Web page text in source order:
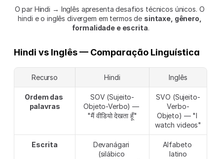
O par Hindi → Inglês apresenta desafios técnicos únicos. O
hindi e o inglês divergem em termos de sintaxe, gênero,
formalidade e escrita.
Hindi vs Inglês — Comparação Linguística
Recurso Hindi Inglês
Ordem das
palavras
SOV (Sujeito-
Objeto-Verbo) —
"मैं वीडियो देखता हूँ"
SVO (Sujeito-
Verbo-
Objeto) — "I
watch videos"
Escrita
Devanágari
(silábico
Alfabeto
latino